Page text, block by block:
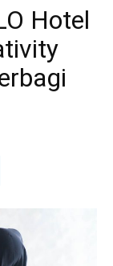
Hotel